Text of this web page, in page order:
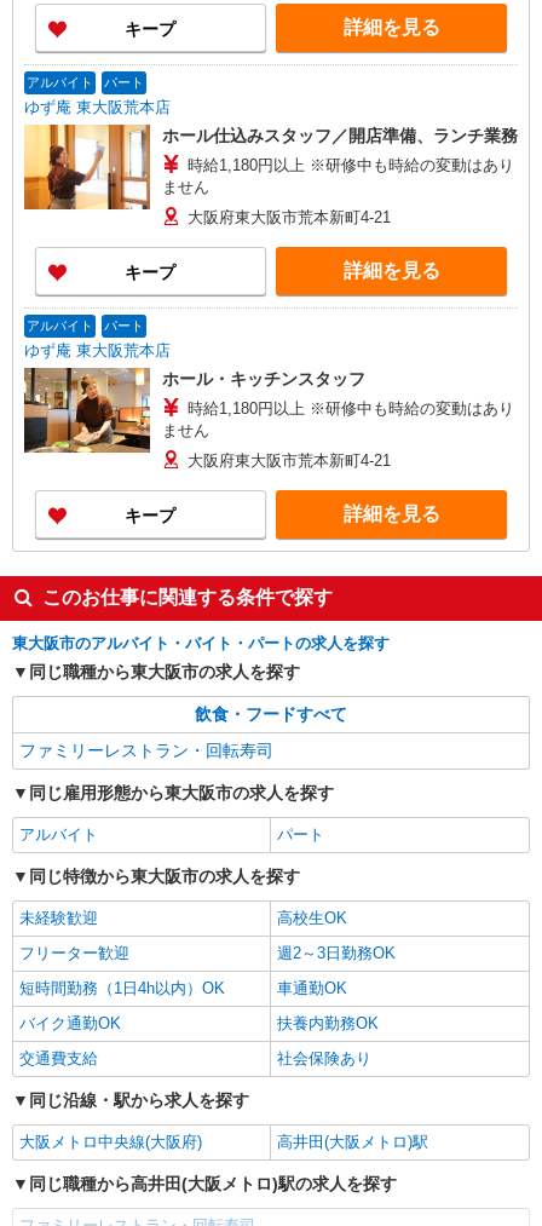
キープ 詳細を見る
アルバイト パート
ゆず庵 東大阪荒本店
ホール仕込みスタッフ／開店準備、ランチ業務
時給1,180円以上 ※研修中も時給の変動はあり
ません
大阪府東大阪市荒本新町4-21
キープ 詳細を見る
アルバイト パート
ゆず庵 東大阪荒本店
ホール・キッチンスタッフ
時給1,180円以上 ※研修中も時給の変動はあり
ません
大阪府東大阪市荒本新町4-21
キープ 詳細を見る
このお仕事に関連する条件で探す
東大阪市のアルバイト・バイト・パートの求人を探す
同じ職種から東大阪市の求人を探す
飲食・フードすべて
ファミリーレストラン・回転寿司
同じ雇用形態から東大阪市の求人を探す
アルバイト パート
同じ特徴から東大阪市の求人を探す
未経験歓迎
高校生OK
フリーター歓迎
週2～3日勤務OK
短時間勤務（1日4h以内）OK
車通勤OK
バイク通勤OK
扶養内勤務OK
交通費支給
社会保険あり
同じ沿線・駅から求人を探す
大阪メトロ中央線(大阪府) 高井田(大阪メトロ)駅
同じ職種から高井田(大阪メトロ)駅の求人を探す